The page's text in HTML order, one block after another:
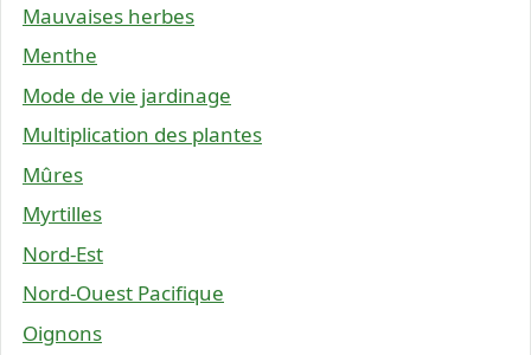
Mauvaises herbes
Menthe
Mode de vie jardinage
Multiplication des plantes
Mûres
Myrtilles
Nord-Est
Nord-Ouest Pacifique
Oignons